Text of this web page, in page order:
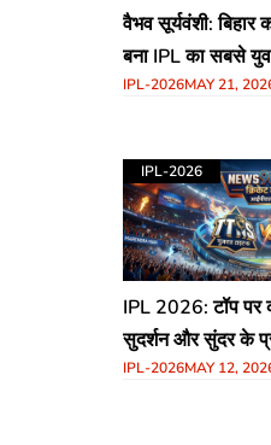
वैभव सूर्यवंशी: बिहार
बना IPL का सबसे
कौन है क्रिकेट का
IPL-2026MAY 21,
IPL-2026
IPL 2026: टॉप पर
सुदर्शन और सुंदर के
हैदराबाद को दिया
IPL-2026MAY 12,